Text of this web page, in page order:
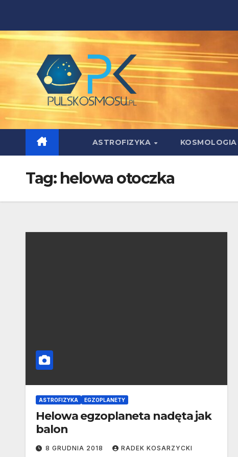
content
ASTROFIZYKA KOSMOLOGIA
Tag: helowa otoczka
ASTROFIZYKA EGZOPLANETY
Helowa egzoplaneta nadęta jak
balon
8 GRUDNIA 2018 RADEK KOSARZYCKI